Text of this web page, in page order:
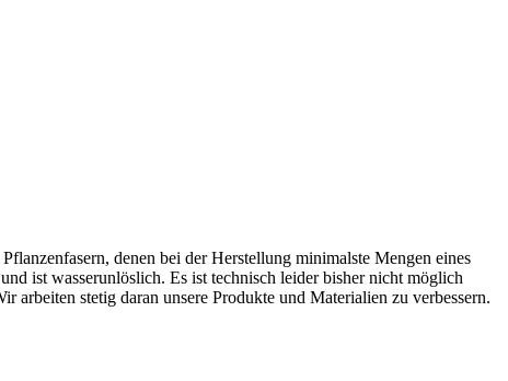
denen bei der Herstellung minimalste Mengen eines
ist wasserunlöslich. Es ist technisch leider bisher nicht möglich
arbeiten stetig daran unsere Produkte und Materialien zu verbessern.